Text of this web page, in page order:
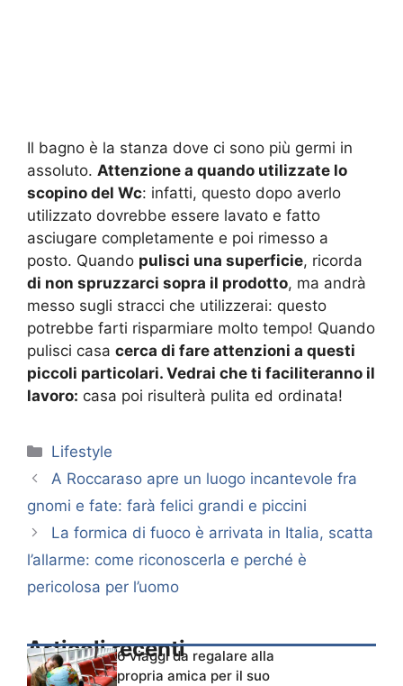
Il bagno è la stanza dove ci sono più germi in
assoluto. Attenzione a quando utilizzate lo
scopino del Wc: infatti, questo dopo averlo
utilizzato dovrebbe essere lavato e fatto
asciugare completamente e poi rimesso a
posto. Quando pulisci una superficie, ricorda
di non spruzzarci sopra il prodotto, ma andrà
messo sugli stracci che utilizzerai: questo
potrebbe farti risparmiare molto tempo! Quando
pulisci casa cerca di fare attenzioni a questi
piccoli particolari. Vedrai che ti faciliteranno il
lavoro: casa poi risulterà pulita ed ordinata!
Categorie
Lifestyle
A Roccaraso apre un luogo incantevole fra
gnomi e fate: farà felici grandi e piccini
La formica di fuoco è arrivata in Italia, scatta
l’allarme: come riconoscerla e perché è
pericolosa per l’uomo
Articoli recenti6 viaggi da regalare alla
propria amica per il suo